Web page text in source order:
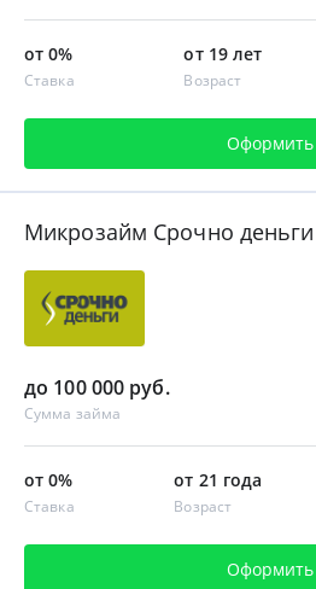
от 0%
Ставка
от 19 лет
Возраст
Оформить
Микрозайм Срочно деньги
до 100 000 руб.
Сумма займа
от 0%
Ставка
от 21 года
Возраст
Оформить